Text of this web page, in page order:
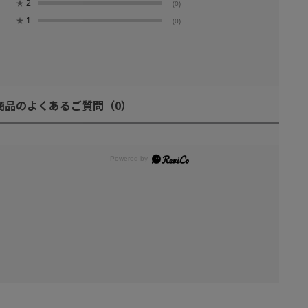
★ 2 (0)
★ 1 (0)
品のよくあるご質問 （0）